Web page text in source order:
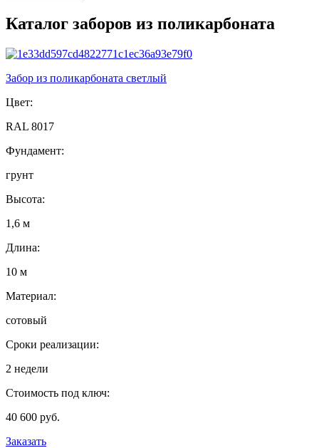
Каталог заборов из поликарбоната
Забор из поликарбоната светлый
Цвет:
RAL 8017
Фундамент:
грунт
Высота:
1,6 м
Длина:
10 м
Материал:
сотовый
Сроки реализации:
2 недели
Стоимость под ключ:
40 600 руб.
Заказать